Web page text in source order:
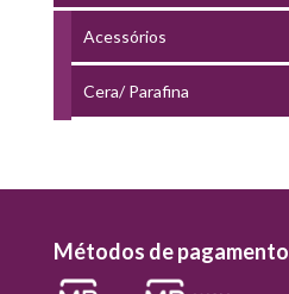
Acessórios
Cera/ Parafina
Métodos de pagamento